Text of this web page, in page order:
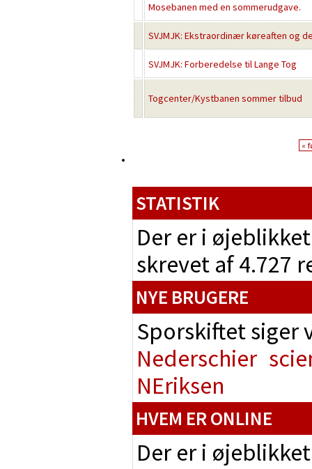
Mosebanen med en sommerudgave.
SVJMJK: Ekstraordinær køreaften og
SVJMJK: Forberedelse til Lange Tog
Togcenter/Kystbanen sommer tilbud
«
STATISTIK
Der er i
skrevet af 4.727
NYE BRUGERE
Sporskiftet
Nederschier
NEriksen
HVEM ER ONLINE
Der er i